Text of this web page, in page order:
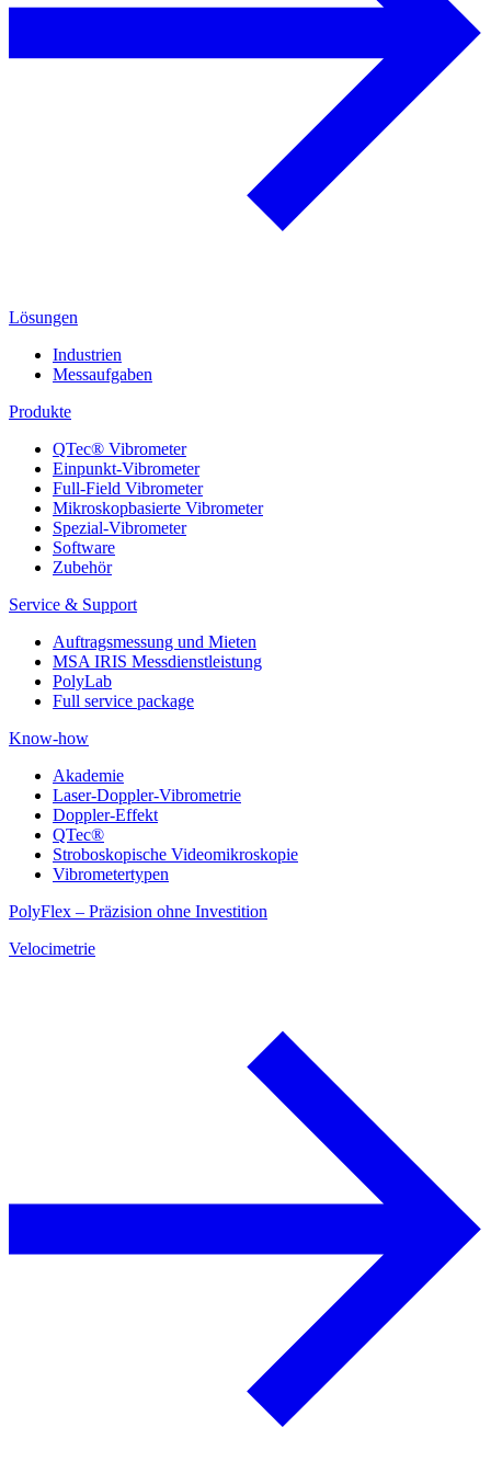
Lösungen
Industrien
Messaufgaben
Produkte
QTec® Vibrometer
Einpunkt-Vibrometer
Full-Field Vibrometer
Mikroskopbasierte Vibrometer
Spezial-Vibrometer
Software
Zubehör
Service & Support
Auftragsmessung und Mieten
MSA IRIS Messdienstleistung
PolyLab
Full service package
Know-how
Akademie
Laser-Doppler-Vibrometrie
Doppler-Effekt
QTec®
Stroboskopische Videomikroskopie
Vibrometertypen
PolyFlex – Präzision ohne Investition
Velocimetrie